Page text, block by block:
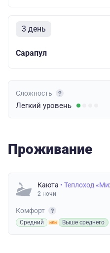
3 день
Сарапул
Сложность
Легкий уровень
Проживание
Каюта • Теплоход
2 ночи
Комфорт
Средний Выше среднего